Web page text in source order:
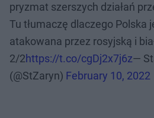
pryzmat szerszych działań
Tu tłumaczę dlaczego Polska
atakowana przez rosyjską i
2/2https://t.co/cgDj2x7j6z—
(@StZaryn) February 10, 2022